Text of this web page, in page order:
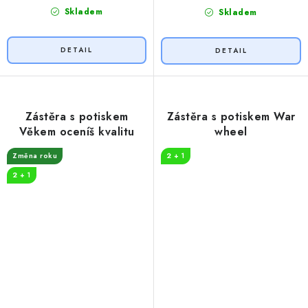
Skladem Skladem
Zástěra s potiskem
Věkem oceníš kvalitu
Změna roku
2 + 1
Zástěra s potiskem War
wheel
2 + 1